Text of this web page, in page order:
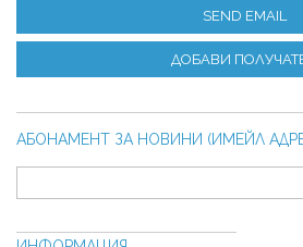
SEND EMAIL
ДОБАВИ
АБОНАМЕНТ ЗА НОВИНИ (ИМЕЙЛ